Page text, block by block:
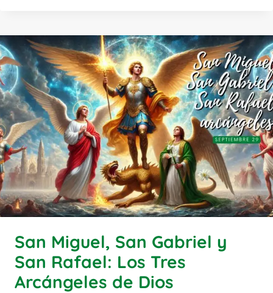
San Miguel, San Gabriel y
San Rafael: Los Tres
Arcángeles de Dios